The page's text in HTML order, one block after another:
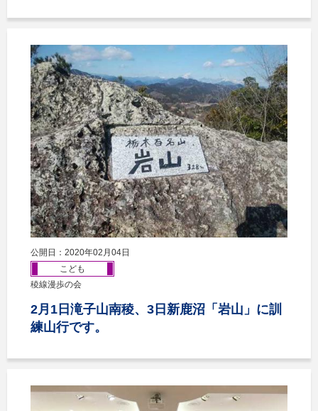
公開日：2020年02月04日
こども
稜線漫歩の会
2月1日滝子山南稜、3日新鹿沼「岩山」に訓
練山行です。